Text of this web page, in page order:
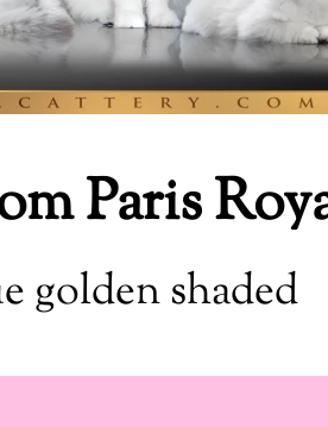
Paris
golden shaded